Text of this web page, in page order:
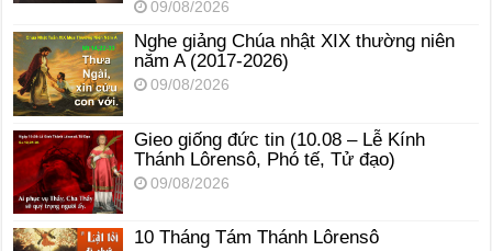
09/08/2026
Nghe giảng Chúa nhật XIX thường niên
năm A (2017-2026)
09/08/2026
Gieo giống đức tin (10.08 – Lễ Kính
Thánh Lôrensô, Phó tế, Tử đạo)
09/08/2026
10 Tháng Tám Thánh Lôrensô